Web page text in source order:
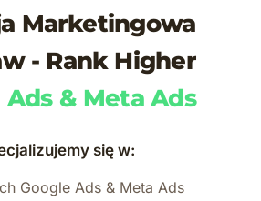
Marketingowa
- Rank Higher
Ads & Meta Ads
się w:
Google Ads & Meta Ads